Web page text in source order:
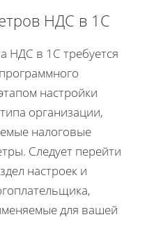
НДС в 1С
НДС в 1С требуется
настройки
организации,
налоговые
Следует перейти
настроек и
для вашей